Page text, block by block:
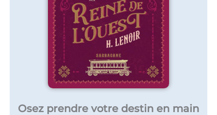
Osez prendre votre destin en main